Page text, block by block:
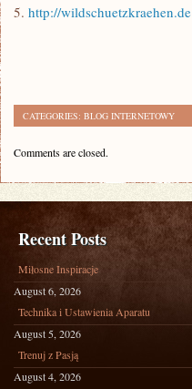
5. http://wildschuetzkraehen.de
CATEGORIES: BLOG INTERNETOWY
Comments are closed.
Recent Posts
Miłosne Inspiracje
August 6, 2026
Technika i Ustawienia Aparatu
August 5, 2026
Trenuj z Pasją
August 4, 2026